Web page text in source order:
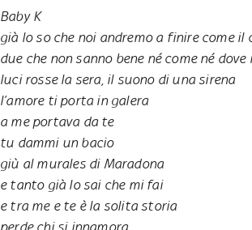
Baby K
già lo so che noi andremo a finire come il
due che non sanno bene né come né dove
luci rosse la sera, il suono di una sirena
l’amore ti porta in galera
a me portava da te
tu dammi un bacio
giù al murales di Maradona
e tanto già lo sai che mi fai
e tra me e te è la solita storia
perde chi si innamora